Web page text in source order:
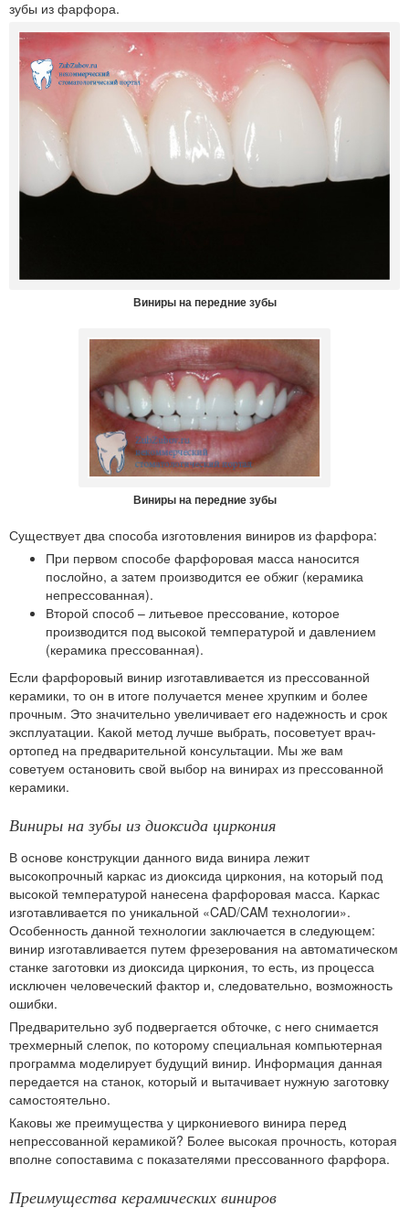
зубы из фарфора.
Виниры на передние зубы
Виниры на передние зубы
Существует два способа изготовления виниров из фарфора:
При первом способе фарфоровая масса наносится
послойно, а затем производится ее обжиг (керамика
непрессованная).
Второй способ – литьевое прессование, которое
производится под высокой температурой и давлением
(керамика прессованная).
Если фарфоровый винир изготавливается из прессованной
керамики, то он в итоге получается менее хрупким и более
прочным. Это значительно увеличивает его надежность и срок
эксплуатации. Какой метод лучше выбрать, посоветует врач-
ортопед на предварительной консультации. Мы же вам
советуем остановить свой выбор на винирах из прессованной
керамики.
Виниры на зубы из диоксида циркония
В основе конструкции данного вида винира лежит
высокопрочный каркас из диоксида циркония, на который под
высокой температурой нанесена фарфоровая масса. Каркас
изготавливается по уникальной «CAD/CAM технологии».
Особенность данной технологии заключается в следующем:
винир изготавливается путем фрезерования на автоматическом
станке заготовки из диоксида циркония, то есть, из процесса
исключен человеческий фактор и, следовательно, возможность
ошибки.
Предварительно зуб подвергается обточке, с него снимается
трехмерный слепок, по которому специальная компьютерная
программа моделирует будущий винир. Информация данная
передается на станок, который и вытачивает нужную заготовку
самостоятельно.
Каковы же преимущества у циркониевого винира перед
непрессованной керамикой? Более высокая прочность, которая
вполне сопоставима с показателями прессованного фарфора.
Преимущества керамических виниров